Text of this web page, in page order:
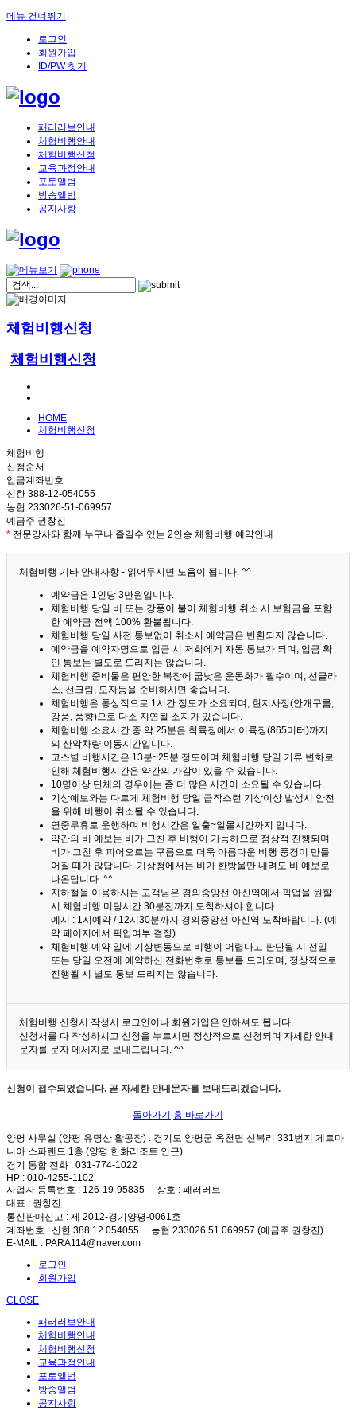
메뉴 건너뛰기
로그인
회원가입
ID/PW 찾기
패러러브안내
체험비행안내
체험비행신청
교육과정안내
포토앨범
방송앨범
공지사항
체험비행신청
체험비행신청
HOME
체험비행신청
체험비행
신청순서
입금계좌번호
신한 388-12-054055
농협 233026-51-069957
예금주 권창진
* 전문강사와 함께 누구나 즐길수 있는 2인승 체험비행 예약안내
체험비행 기타 안내사항 - 읽어두시면 도움이 됩니다. ^^
예약금은 1인당 3만원입니다.
체험비행 당일 비 또는 강풍이 불어 체험비행 취소 시 보험금을 포함
한 예약금 전액 100% 환불됩니다.
체험비행 당일 사전 통보없이 취소시 예약금은 반환되지 않습니다.
예약금을 예약자명으로 입금 시 저희에게 자동 통보가 되며, 입금 확
인 통보는 별도로 드리지는 않습니다.
체험비행 준비물은 편안한 복장에 굽낮은 운동화가 필수이며, 선글라
스, 선크림, 모자등을 준비하시면 좋습니다.
체험비행은 통상적으로 1시간 정도가 소요되며, 현지사정(안개구름,
강풍, 풍향)으로 다소 지연될 소지가 있습니다.
체험비행 소요시간 중 약 25분은 착륙장에서 이륙장(865미터)까지
의 산악차량 이동시간입니다.
코스별 비행시간은 13분~25분 정도이며 체험비행 당일 기류 변화로
인해 체험비행시간은 약간의 가감이 있을 수 있습니다.
10명이상 단체의 경우에는 좀 더 많은 시간이 소요될 수 있습니다.
기상예보와는 다르게 체험비행 당일 급작스런 기상이상 발생시 안전
을 위해 비행이 취소될 수 있습니다.
연중무휴로 운행하며 비행시간은 일출~일몰시간까지 입니다.
약간의 비 예보는 비가 그친 후 비행이 가능하므로 정상적 진행되며
비가 그친 후 피어오르는 구름으로 더욱 아름다운 비행 풍경이 만들
어질 때가 많답니다. 기상청에서는 비가 한방울만 내려도 비 예보로
나온답니다. ^^
지하철을 이용하시는 고객님은 경의중앙선 아신역에서 픽업을 원할
시 체험비행 미팅시간 30분전까지 도착하셔야 합니다.
예시 : 1시예약 / 12시30분까지 경의중앙선 아신역 도착바랍니다. (예
약 페이지에서 픽업여부 결정)
체험비행 예약 일에 기상변동으로 비행이 어렵다고 판단될 시 전일
또는 당일 오전에 예약하신 전화번호로 통보를 드리오며, 정상적으로
진행될 시 별도 통보 드리지는 않습니다.
체험비행 신청서 작성시 로그인이나 회원가입은 안하셔도 됩니다.
신청서를 다 작성하시고 신청을 누르시면 정상적으로 신청되며 자세한 안내
문자를 문자 메세지로 보내드립니다. ^^
신청이 접수되었습니다. 곧 자세한 안내문자를 보내드리겠습니다.
돌아가기 홈 바로가기
양평 사무실 (양평 유명산 활공장) : 경기도 양평군 옥천면 신복리 331번지 게르마
니아 스파랜드 1층 (양평 한화리조트 인근)
경기 통합 전화 : 031-774-1022
HP : 010-4255-1102
사업자 등록번호 : 126-19-95835 상호 : 패러러브
대표 : 권창진
통신판매신고 : 제 2012-경기양평-0061호
계좌번호 : 신한 388 12 054055 농협 233026 51 069957 (예금주 권창진)
E-MAIL : PARA114@naver.com
로그인
회원가입
CLOSE
패러러브안내
체험비행안내
체험비행신청
교육과정안내
포토앨범
방송앨범
공지사항